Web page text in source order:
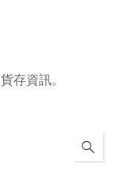
存資訊。